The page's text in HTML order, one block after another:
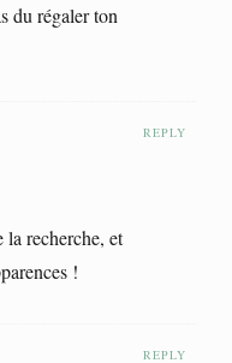
du régaler ton
REPLY
recherche, et
!
REPLY